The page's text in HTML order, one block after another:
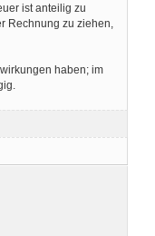
ist anteilig zu
Rechnung zu ziehen,
haben; im